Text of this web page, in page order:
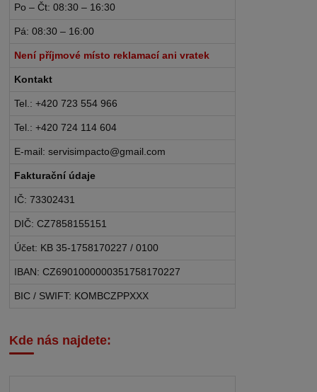
Po – Čt: 08:30 – 16:30
Pá: 08:30 – 16:00
Není příjmové místo reklamací ani vratek
Kontakt
Tel.: +420 723 554 966
Tel.: +420 724 114 604
E-mail: servisimpacto@gmail.com
Fakturační údaje
IČ: 73302431
DIČ: CZ7858155151
Účet: KB 35-1758170227 / 0100
IBAN: CZ6901000000351758170227
BIC / SWIFT: KOMBCZPPXXX
Kde nás najdete: